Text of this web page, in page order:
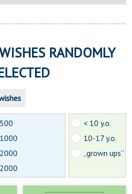
RANDOMLY
< 10 y.o.
10-17 y.o.
„grown ups“